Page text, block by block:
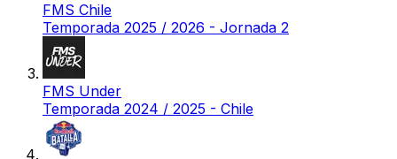
FMS Chile
Temporada 2025 / 2026 - Jornada 2
FMS Under
Temporada 2024 / 2025 - Chile